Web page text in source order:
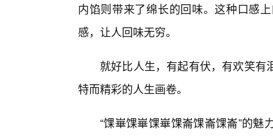
内馅则带来了绵长的回味。这种口感
感，让人回味无穷。
就好比人生，有起有伏，有欢笑
特而精彩的人生画卷。
“馃崋馃崋馃崋馃崙馃崙馃崙”的